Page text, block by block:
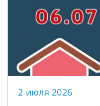
2 июля 2026